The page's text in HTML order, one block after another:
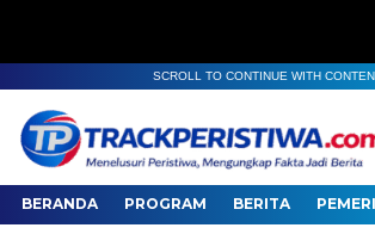
SCROLL TO CONTINUE WITH
BERANDA PROGRAM BERITA